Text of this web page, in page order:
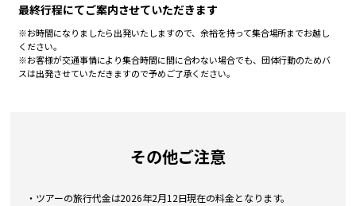
最終行程にてご案内させていただきます
※お時間になりましたら出発いたしますので、余裕を持って集合場所までお越し
ください。
※お客様が交通事情により集合時間に間に合わない場合でも、団体行動のためバ
スは出発させていただきますので予めご了承ください。
その他ご注意
・ツアーの旅行代金は2026年2月12日現在の料金となります。